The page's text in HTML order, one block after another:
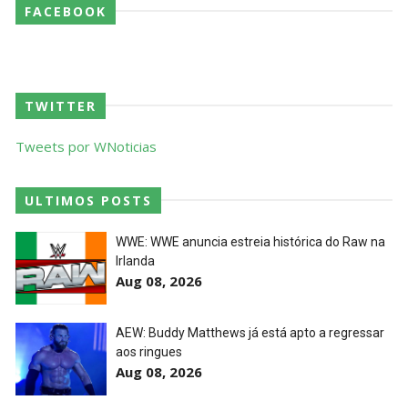
Championship Match
Unknown-Jul 26 2026
Unknown-Jul 26 2026
WWE Friday Night Smackdown 24 July 2026
Unknown-Jul 25 2026
TNA iMPACT Wrestling 23 July 2026
Unknown-Jul 24 2026
FACEBOOK
TWITTER
Tweets por WNoticias
ULTIMOS POSTS
WWE: WWE anuncia estreia histórica do Raw na
Irlanda
Aug 08, 2026
AEW: Buddy Matthews já está apto a regressar
aos ringues
Aug 08, 2026